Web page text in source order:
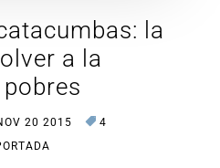
la
a la
20 2015
4